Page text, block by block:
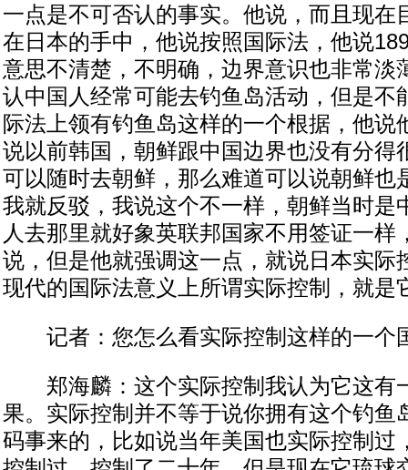
一点是不可否认的事实。他说，而且现在
在日本的手中，他说按照国际法，他说
意思不清楚，不明确，边界意识也非常淡
认中国人经常可能去钓鱼岛活动，但是不
际法上领有钓鱼岛这样的一个根据，他说
说以前韩国，朝鲜跟中国边界也没有分得
可以随时去朝鲜，那么难道可以说朝鲜也
我就反驳，我说这个不一样，朝鲜当时是
人去那里就好象英联邦国家不用签证一样
说，但是他就强调这一点，就说日本实际
现代的国际法意义上所谓实际控制，就是
记者：您怎么看实际控制这样的一个
郑海麟：这个实际控制我认为它这有
果。实际控制并不等于说你拥有这个钓鱼
码事来的，比如说当年美国也实际控制过